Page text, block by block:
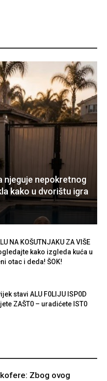
njeguje nepokretnog
kako u dvorištu igra
NA KOŠUTNJAKU ZA VIŠE
kako izgleda kuća u
otac i deda! ŠOK!
stavi ALU F0LIJU ISP0D
ZAŠT0 – uradićete IST0
Zbog ovog